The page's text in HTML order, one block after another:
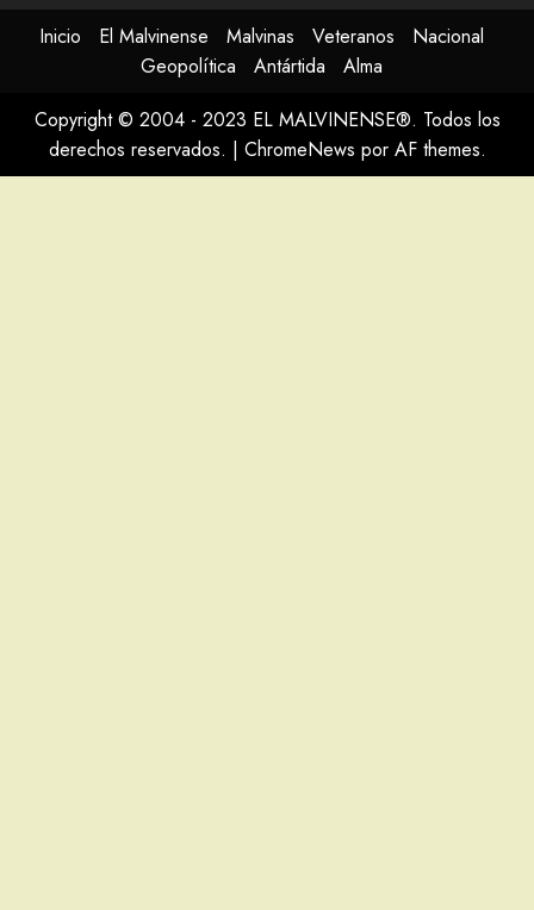
Inicio El Malvinense Malvinas Veteranos
Nacional
Geopolítica
Antártida
Alma
Copyright © 2004 - 2023 EL MALVINENSE®. Todos los
derechos reservados. | ChromeNews por AF themes.